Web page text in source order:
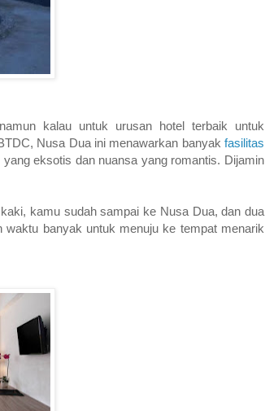
kalau untuk urusan hotel terbaik untuk
Nusa Dua ini menawarkan banyak fasilitas
eksotis dan nuansa yang romantis. Dijamin
kamu sudah sampai ke Nusa Dua, dan dua
waktu banyak untuk menuju ke tempat menarik